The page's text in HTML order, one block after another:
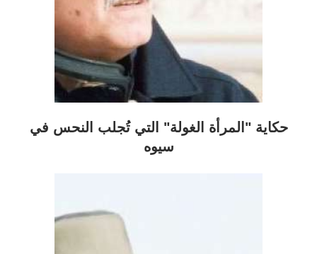
حكاية "المرأة الغولة" التي تُجلب النحس في
سيوه